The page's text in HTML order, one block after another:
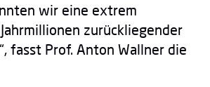
wir eine extrem
zurückliegender
fasst Prof. Anton Wallner die